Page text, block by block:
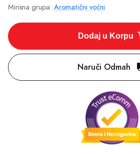
Mirisna grupa: Aromatični voćni
Dodaj u Korpu
Naruči Odmah